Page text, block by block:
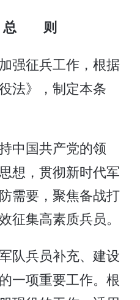
总 则
强征兵工作，根据
法》，制定本条
中国共产党的领
想，贯彻新时代军
需要，聚焦备战打
征集高素质兵员。
队兵员补充、建设
一项重要工作。根